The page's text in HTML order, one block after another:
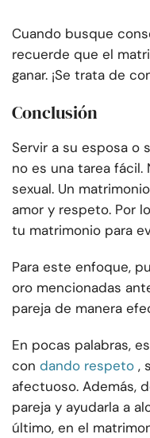
Cuando busque
recuerde que el
ganar. ¡Se trata de
Conclusión
Servir a su esposa o
no es una tarea
sexual. Un
amor y respeto. Por
tu matrimonio para
Para este enfoque,
oro mencionadas
pareja de manera
En pocas palabras,
con dando respeto ,
afectuoso. Además,
pareja y ayudarla a
último, en el